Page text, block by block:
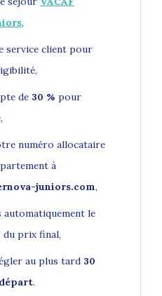
,
service client pour
de 30 % pour
numéro allocataire
à
juniors.com,
automatiquement le
du prix final,
au plus tard 30
.